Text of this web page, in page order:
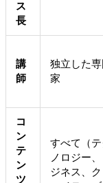
ス
長
講
師
独立した専
家
コ
ン
テ
ン
ツ
すべて（テ
ノロジー
ジネス、ク